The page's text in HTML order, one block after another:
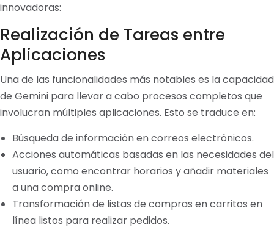
innovadoras:
Realización de Tareas entre
Aplicaciones
Una de las funcionalidades más notables es la capacidad
de Gemini para llevar a cabo procesos completos que
involucran múltiples aplicaciones. Esto se traduce en:
Búsqueda de información en correos electrónicos.
Acciones automáticas basadas en las necesidades del
usuario, como encontrar horarios y añadir materiales
a una compra online.
Transformación de listas de compras en carritos en
línea listos para realizar pedidos.